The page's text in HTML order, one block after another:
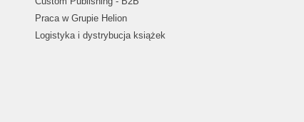
Praca w Grupie Helion
Logistyka i dystrybucja książek